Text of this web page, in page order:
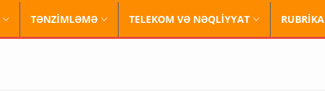
TƏNZİMLƏMƏ TELEKOM VƏ NƏQLİYYAT RUBRİKA